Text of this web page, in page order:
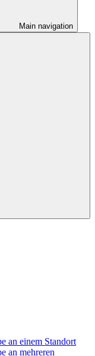
Main navigation
an einem Standort
an mehreren